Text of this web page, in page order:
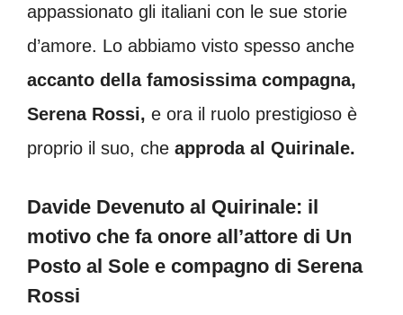
appassionato gli italiani con le sue storie
d’amore. Lo abbiamo visto spesso anche
accanto della famosissima compagna,
Serena Rossi, e ora il ruolo prestigioso è
proprio il suo, che approda al Quirinale.
Davide Devenuto al Quirinale: il
motivo che fa onore all’attore di Un
Posto al Sole e compagno di Serena
Rossi